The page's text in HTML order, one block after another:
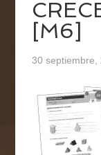
[M6]
30 septiembre,